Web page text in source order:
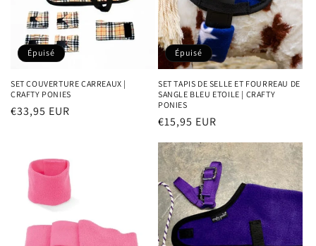
Épuisé
SET COUVERTURE CARREAUX |
CRAFTY PONIES
Prix
€33,95 EUR
Épuisé
SET TAPIS DE SELLE ET FOURREAU DE
SANGLE BLEU ETOILE | CRAFTY
PONIES
Prix
€15,95 EUR